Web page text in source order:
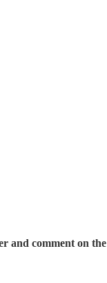
and comment on the